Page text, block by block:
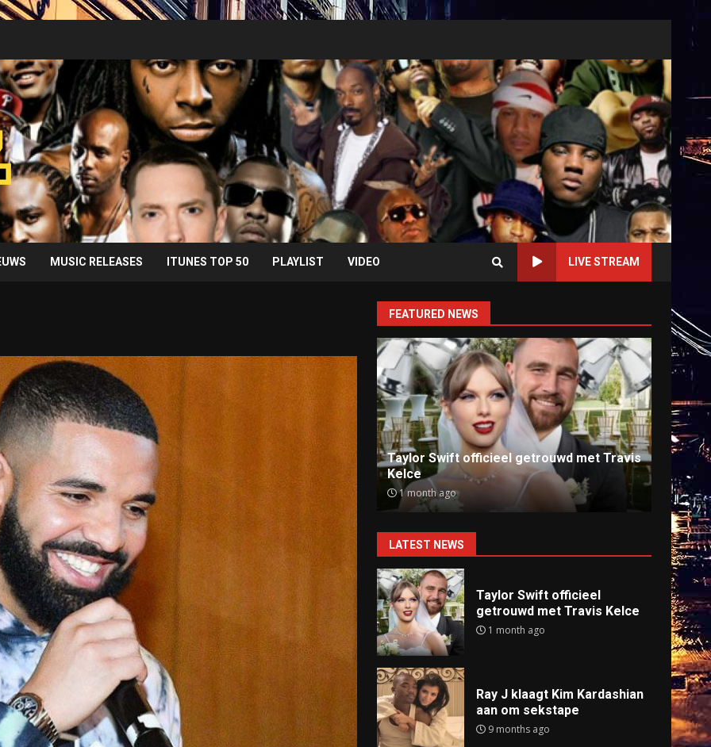
MUSIC RELEASES ITUNES TOP 50 PLAYLIST VIDEO LIVE STREAM
FEATURED NEWS
Taylor Swift officieel getrouwd met Travis
Kelce
1 month ago
Ray J klaagt Kim Kardashian aan om
sekstape
9 months ago
Anti-
9
LATEST NEWS
Taylor Swift officieel
getrouwd met Travis Kelce
1 month ago
Ray J klaagt Kim Kardashian
aan om sekstape
9 months ago